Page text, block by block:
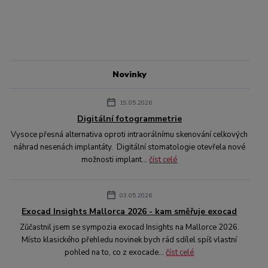
Novinky
19.05.2026
Digitální fotogrammetrie
Vysoce přesná alternativa oproti intraorálnímu skenování celkových
náhrad nesenách implantáty. Digitální stomatologie otevřela nové
možnosti implant...číst celé
03.05.2026
Exocad Insights Mallorca 2026 - kam směřuje exocad
Zůčastnil jsem se sympozia exocad Insights na Mallorce 2026.
Místo klasického přehledu novinek bych rád sdílel spíš vlastní
pohled na to, co z exocade...číst celé